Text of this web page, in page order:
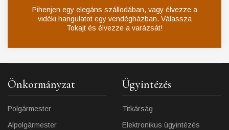
Pihenjen egy elegáns szállodában, vagy élvezze a
vidéki hangulatot egy vendégházban. Válassza
Tokajt és élvezze a varázsát!
Önkormányzat
Polgármester
Alpolgármester
Ügyintézés
Titkárság
Elektronikus ügyintézés